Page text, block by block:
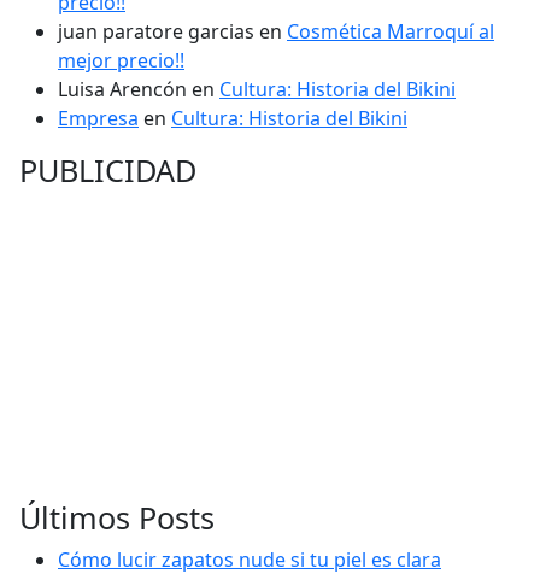
juan paratore garcias en Cosmética Marroquí al
mejor precio!!
Luisa Arencón en Cultura: Historia del Bikini
Empresa en Cultura: Historia del Bikini
PUBLICIDAD
Últimos Posts
Cómo lucir zapatos nude si tu piel es clara